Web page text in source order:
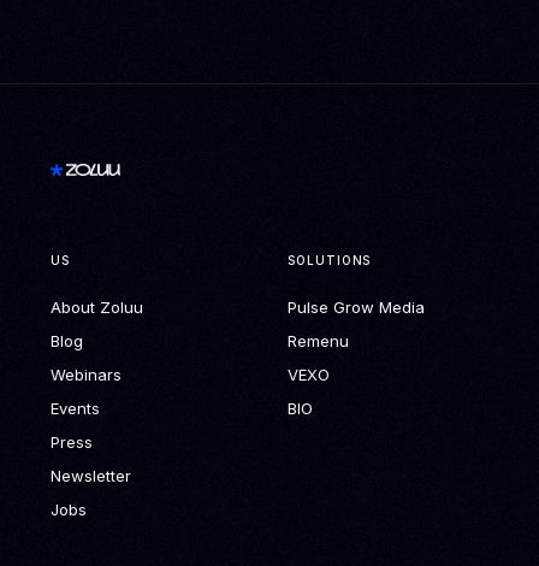
US
About Zoluu
Blog
Webinars
Events
Press
Newsletter
Jobs
SOLUTIONS
Pulse Grow Media
Remenu
VEXO
BIO